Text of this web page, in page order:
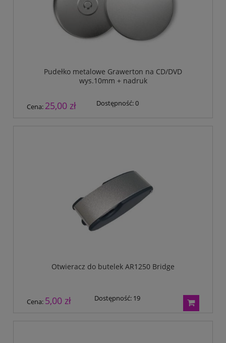
Pudełko metalowe Grawerton na CD/DVD
wys.10mm + nadruk
Cena: 25,00 zł Dostępność:0
Otwieracz do butelek AR1250 Bridge
Cena: 5,00 zł Dostępność: 19